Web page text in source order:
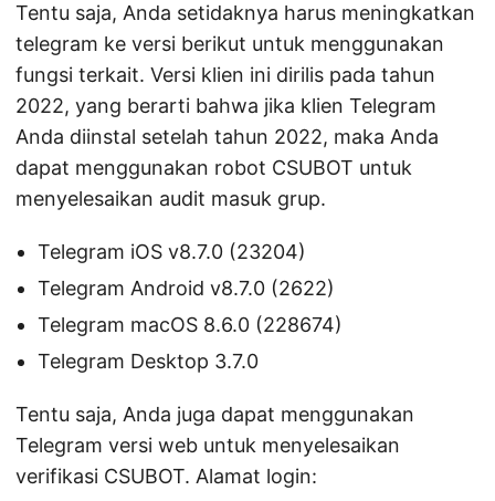
Tentu saja, Anda setidaknya harus meningkatkan
telegram ke versi berikut untuk menggunakan
fungsi terkait. Versi klien ini dirilis pada tahun
2022, yang berarti bahwa jika klien Telegram
Anda diinstal setelah tahun 2022, maka Anda
dapat menggunakan robot CSUBOT untuk
menyelesaikan audit masuk grup.
Telegram iOS v8.7.0 (23204)
Telegram Android v8.7.0 (2622)
Telegram macOS 8.6.0 (228674)
Telegram Desktop 3.7.0
Tentu saja, Anda juga dapat menggunakan
Telegram versi web untuk menyelesaikan
verifikasi CSUBOT. Alamat login: